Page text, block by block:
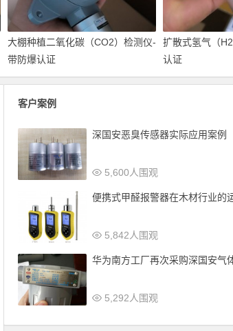
大棚种植二氧化碳（CO2）检测仪-
带防爆认证
扩散式氢气（
认证
客户案例
深国安恶臭传感器实际应用案例
5,600人围观
便携式甲醛报警器在木材行业的
5,842人围观
华为南方工厂再次采购深国安气
5,292人围观